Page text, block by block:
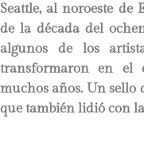
Seattle, al noroeste de
de la década del
algunos de los
transformaron en el
muchos años. Un sello
que también lidió con